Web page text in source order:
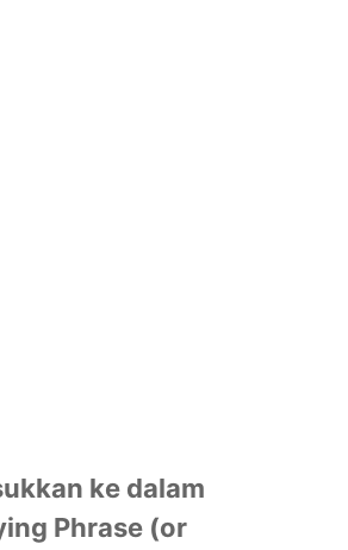
ke dalam
Phrase (or